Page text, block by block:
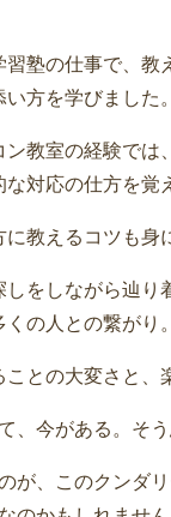
習塾の仕事で、教
方を学びました。
教室の経験では
対応の仕方を覚
に教えるコツも身
しをしながら辿り
の人との繋がり。
との大変さと、
、今がある。そう
が、このクンダ